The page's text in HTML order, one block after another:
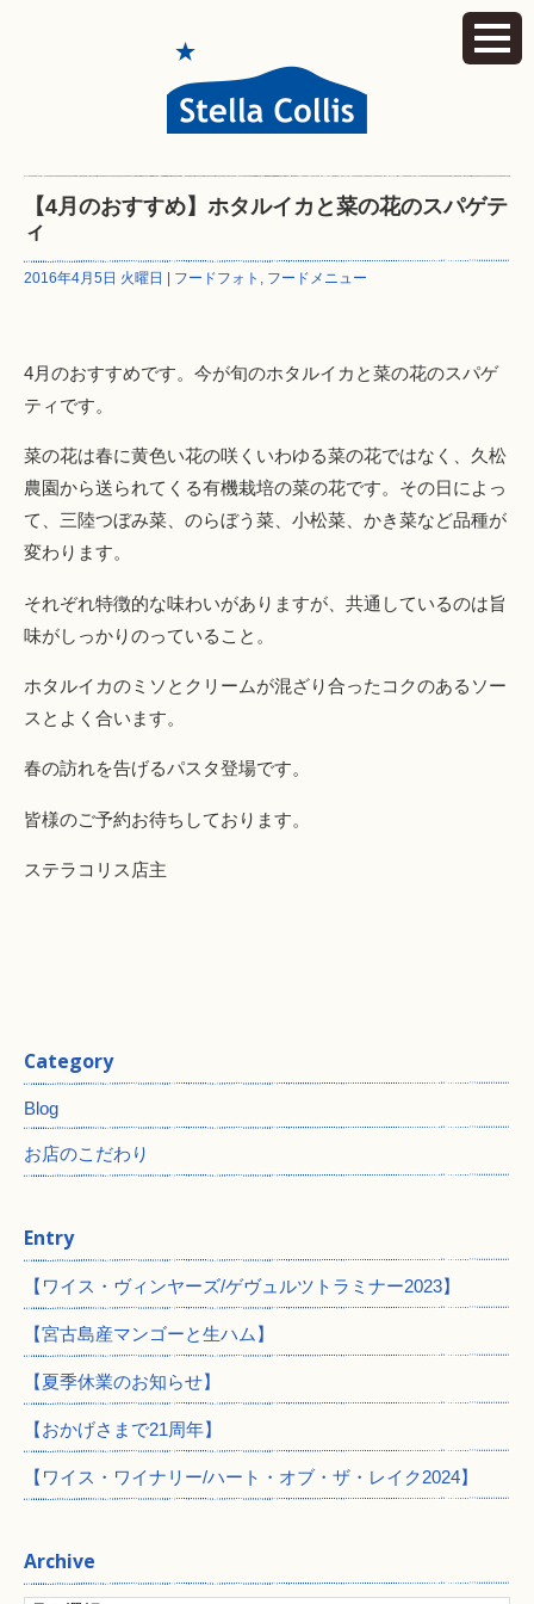
【4月のおすすめ】ホタルイカと菜の花のスパゲテ
ィ
2016年4月5日 火曜日 | フードフォト , フードメニュー
4月のおすすめです。今が旬のホタルイカと菜の花のスパゲ
ティです。
菜の花は春に黄色い花の咲くいわゆる菜の花ではなく、久松
農園から送られてくる有機栽培の菜の花です。その日によっ
て、三陸つぼみ菜、のらぼう菜、小松菜、かき菜など品種が
変わります。
それぞれ特徴的な味わいがありますが、共通しているのは旨
味がしっかりのっていること。
ホタルイカのミソとクリームが混ざり合ったコクのあるソー
スとよく合います。
春の訪れを告げるパスタ登場です。
皆様のご予約お待ちしております。
ステラコリス店主
Category
Blog
お店のこだわり
Entry
【ワイス・ヴィンヤーズ/ゲヴュルツトラミナー2023】
【宮古島産マンゴーと生ハム】
【夏季休業のお知らせ】
【おかげさまで21周年】
【ワイス・ワイナリー/ハート・オブ・ザ・レイク2024】
Archive